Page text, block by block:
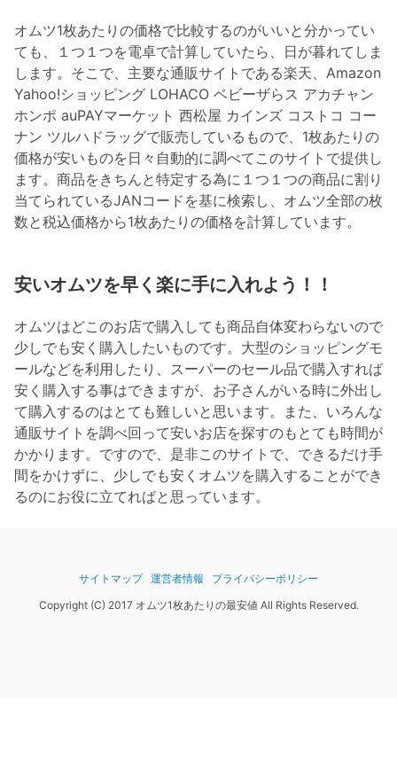
オムツ1枚あたりの価格で比較するのがいいと分かってい
ても、１つ１つを電卓で計算していたら、日が暮れてしま
します。そこで、主要な通販サイトである楽天、Amazon
Yahoo!ショッピング LOHACO ベビーザらス アカチャン
ホンポ auPAYマーケット 西松屋 カインズ コストコ コー
ナン ツルハドラッグで販売しているもので、1枚あたりの
価格が安いものを日々自動的に調べてこのサイトで提供し
ます。商品をきちんと特定する為に１つ１つの商品に割り
当てられているJANコードを基に検索し、オムツ全部の枚
数と税込価格から1枚あたりの価格を計算しています。
安いオムツを早く楽に手に入れよう！！
オムツはどこのお店で購入しても商品自体変わらないので
少しでも安く購入したいものです。大型のショッピングモ
ールなどを利用したり、スーパーのセール品で購入すれば
安く購入する事はできますが、お子さんがいる時に外出し
て購入するのはとても難しいと思います。また、いろんな
通販サイトを調べ回って安いお店を探すのもとても時間が
かかります。ですので、是非このサイトで、できるだけ手
間をかけずに、少しでも安くオムツを購入することができ
るのにお役に立てればと思っています。
サイトマップ 運営者情報
プライバシーポリシー
Copyright (C) 2017 オムツ1枚あたりの最安値 All Rights Reserved.